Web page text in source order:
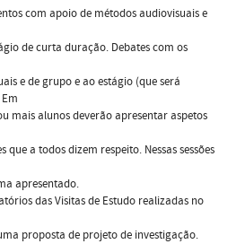
com apoio de métodos audiovisuais e
de curta duração. Debates com os
e de grupo e ao estágio (que será
mais alunos deverão apresentar aspetos
a todos dizem respeito. Nessas sessões
apresentado.
das Visitas de Estudo realizadas no
proposta de projeto de investigação.